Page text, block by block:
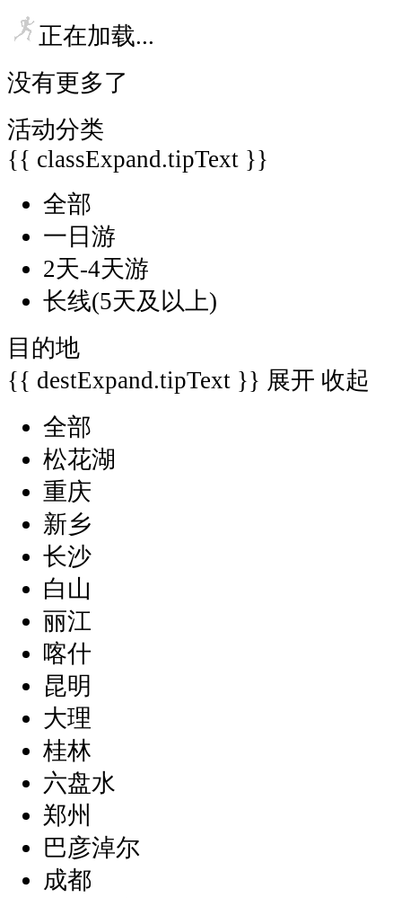
正在加载...
没有更多了
活动分类
{{ classExpand.tipText }}
全部
一日游
2天-4天游
长线(5天及以上)
目的地
{{ destExpand.tipText }} 展开 收起
全部
松花湖
重庆
新乡
长沙
白山
丽江
喀什
昆明
大理
桂林
六盘水
郑州
巴彦淖尔
成都